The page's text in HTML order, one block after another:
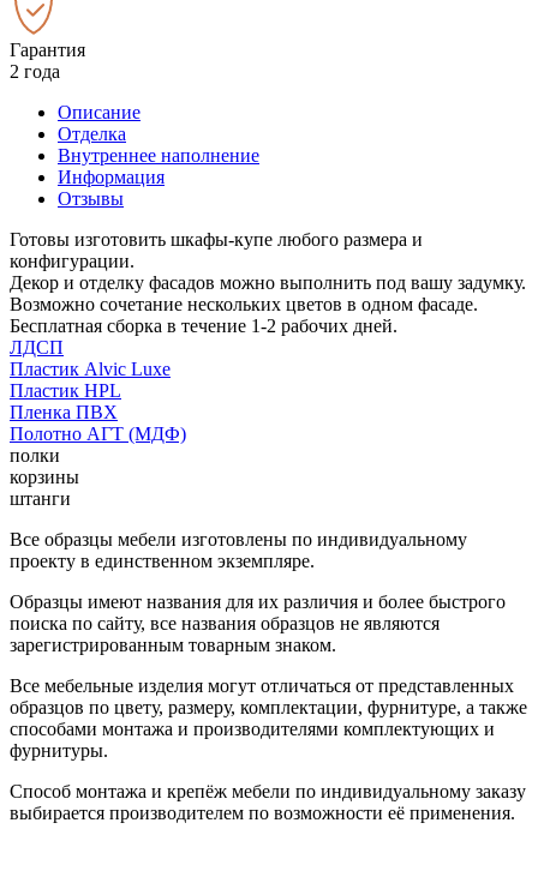
Гарантия
2 года
Описание
Отделка
Внутреннее наполнение
Информация
Отзывы
Готовы изготовить шкафы-купе любого размера и
конфигурации.
Декор и отделку фасадов можно выполнить под вашу задумку.
Возможно сочетание нескольких цветов в одном фасаде.
Бесплатная сборка в течение 1-2 рабочих дней.
ЛДСП
Пластик Alvic Luxe
Пластик HPL
Пленка ПВХ
Полотно АГТ (МДФ)
полки
корзины
штанги
Все образцы мебели изготовлены по индивидуальному
проекту в единственном экземпляре.
Образцы имеют названия для их различия и более быстрого
поиска по сайту, все названия образцов не являются
зарегистрированным товарным знаком.
Все мебельные изделия могут отличаться от представленных
образцов по цвету, размеру, комплектации, фурнитуре, а также
способами монтажа и производителями комплектующих и
фурнитуры.
Способ монтажа и крепёж мебели по индивидуальному заказу
выбирается производителем по возможности её применения.